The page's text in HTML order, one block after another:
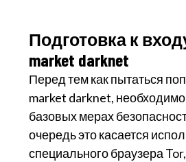
Подготовка к
market darknet
Перед тем как пытаться
market darknet, необходимо
базовых мерах
очередь это касается
специального браузера